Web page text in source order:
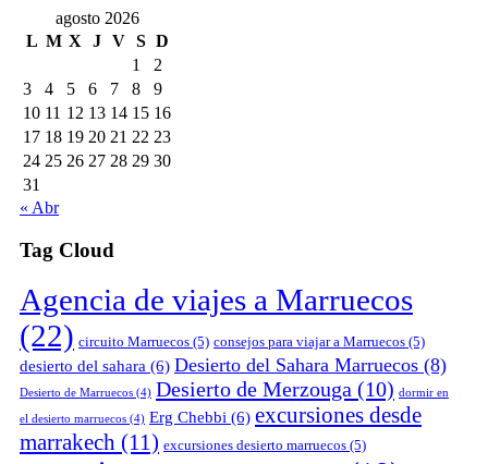
agosto 2026
L M X J V S D
1
2
3
4 5 6 7 8
9
10 11 12 13 14 15 16
17 18 19 20 21 22 23
24 25 26 27 28 29 30
31
« Abr
Tag Cloud
Agencia de viajes a Marruecos
(22) circuito Marruecos (5) consejos para viajar a Marruecos (5)
desierto del sahara (6) Desierto del Sahara Marruecos (8)
Desierto de Marruecos (4) Desierto de Merzouga (10) dormir en
el desierto marruecos (4) Erg Chebbi (6) excursiones desde
marrakech (11) excursiones desierto marruecos (5)